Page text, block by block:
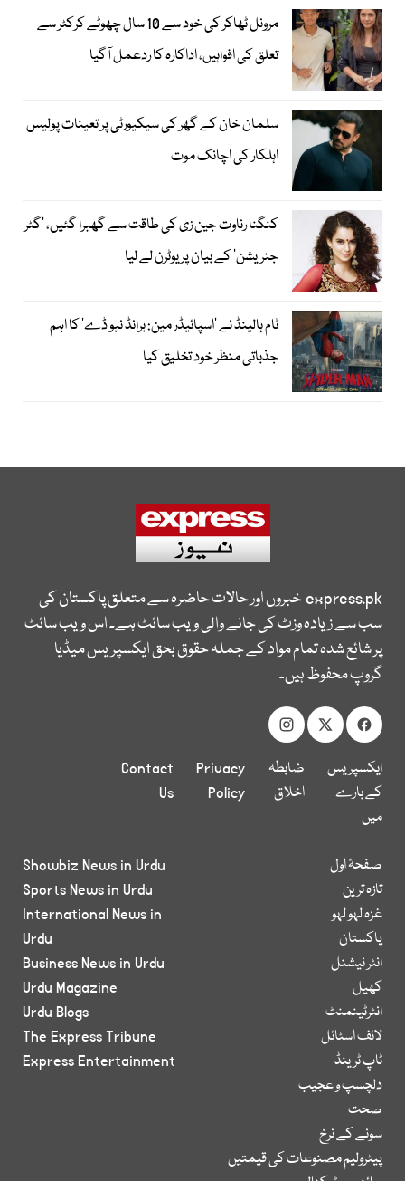
مرونل ٹھاکر کی خود سے 10 سال چھوٹے کرکٹر سے
تعلق کی افواہیں، اداکارہ کا ردعمل آگیا
سلمان خان کے گھر کی سیکیورٹی پر تعینات پولیس
اہلکار کی اچانک موت
کنگنا رناوت جین زی کی طاقت سے گھبرا گئیں، ’گٹر
جنریشن‘ کے بیان پر یوٹرن لے لیا
ٹام ہالینڈ نے ’اسپائیڈر مین: برانڈ نیو ڈے‘ کا اہم
جذباتی منظر خود تخلیق کیا
express.pkخبروں اور حالات حاضرہ سے متعلق پاکستان کی
سب سے زیادہ وزٹ کی جانے والی ویب سائٹ ہے۔ اس ویب سائٹ
پر شائع شدہ تمام مواد کے جملہ حقوق بحق ایکسپریس میڈیا
گروپ محفوظ ہیں۔
ایکسپریس
کے بارے
میں
ضابطہ
اخلاق
Privacy
Policy
Contact
Us
صفحۂ اول
تازہ ترین
غزہ لہو لہو
پاکستان
انٹر نیشنل
کھیل
انٹرٹینمنٹ
لائف اسٹائل
ٹاپ ٹرینڈ
دلچسپ و عجیب
صحت
سونے کے نرخ
پیٹرولیم مصنوعات کی قیمتیں
Showbiz News in Urdu
Sports News in Urdu
International News in
Urdu
Business News in Urdu
Urdu Magazine
Urdu Blogs
The Express Tribune
Express Entertainment